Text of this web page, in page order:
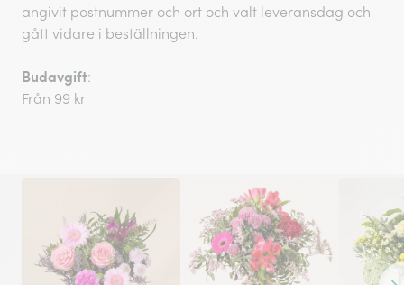
angivit postnummer och ort och valt leveransdag och
gått vidare i beställningen.
Budavgift:
Från 99 kr